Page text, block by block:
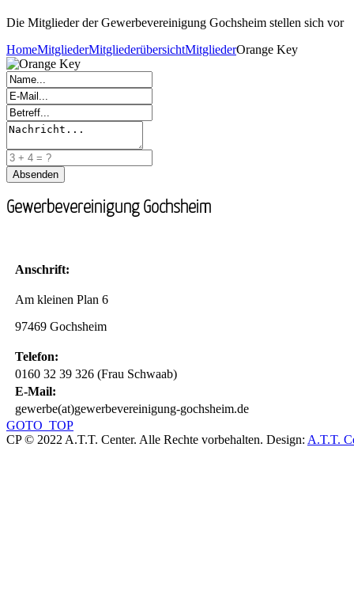
Die Mitglieder der Gewerbevereinigung Gochsheim stellen sich vor
HomeMitgliederMitgliederübersichtMitgliederOrange Key
Gewerbevereinigung Gochsheim
Anschrift:
Am kleinen Plan 6
97469 Gochsheim
Telefon:
0160 32 39 326 (Frau Schwaab)
E-Mail:
gewerbe(at)gewerbevereinigung-gochsheim.de
GOTO_TOP
CP © 2022 A.T.T. Center. Alle Rechte vorbehalten. Design: A.T.T.